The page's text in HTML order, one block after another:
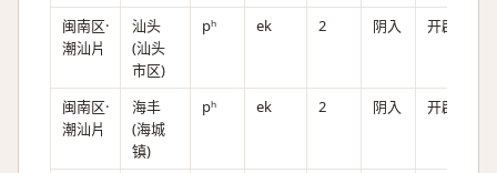
闽南区·
潮汕片
汕头
(汕头
市区)
pʰ ek 2 阴入 开辟
闽南区·
潮汕片
海丰
(海城
镇)
pʰ ek 2 阴入 开辟